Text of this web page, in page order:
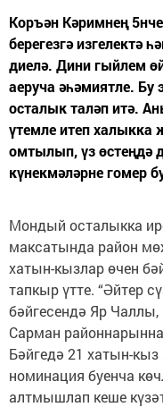
Коръән Кәримнең
берегезгә изгелектә
диелә. Дини гыйлем
аеруча әһәмиятле. Бу
осталык таләп итә.
үтемле итеп халыкка
омтылып, үз өстеңдә
күнекмәләрне гомер
Мондый осталыкка
максатында район
хатын-кызлар өчен
тапкыр үтте. “Әйтер
бәйгесендә Яр
Сарман
Бәйгедә 21 хатын-
номинация буенча
алтмышлап кеше